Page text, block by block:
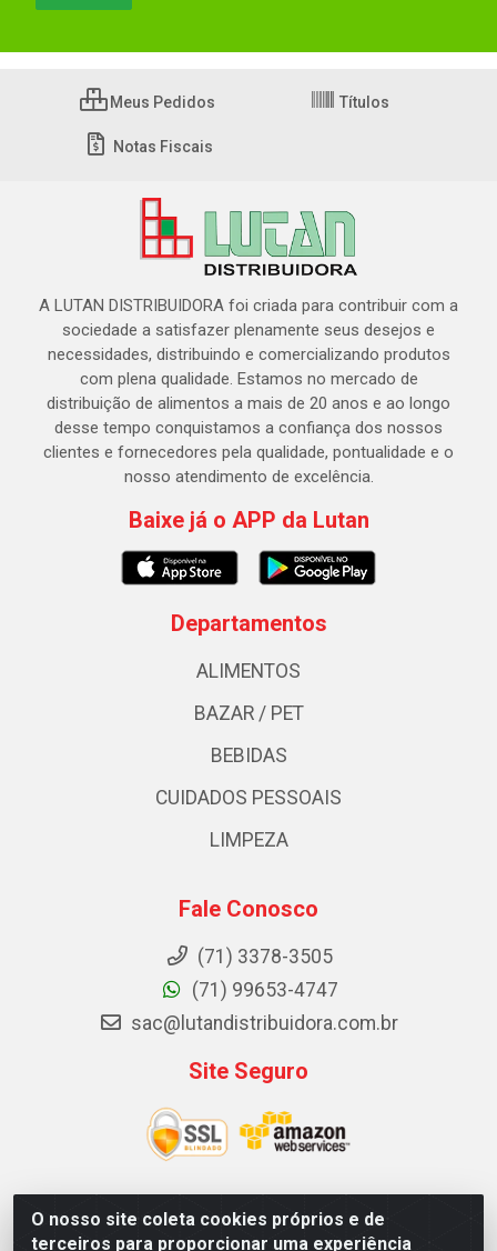
O nosso site coleta cookies próprios e de
terceiros para proporcionar uma experiência
Meus Pedidos Títulos
Notas Fiscais
A LUTAN DISTRIBUIDORA foi criada para contribuir com a
sociedade a satisfazer plenamente seus desejos e
necessidades, distribuindo e comercializando produtos
com plena qualidade. Estamos no mercado de
distribuição de alimentos a mais de 20 anos e ao longo
desse tempo conquistamos a confiança dos nossos
clientes e fornecedores pela qualidade, pontualidade e o
nosso atendimento de excelência.
Baixe já o APP da Lutan
Departamentos
ALIMENTOS
BAZAR / PET
BEBIDAS
CUIDADOS PESSOAIS
LIMPEZA
Fale Conosco
(71) 3378-3505
(71) 99653-4747
sac@lutandistribuidora.com.br
Site Seguro
Lutan Distribuidora - Rua Dr. Gerino Souza Filho, 1525 -